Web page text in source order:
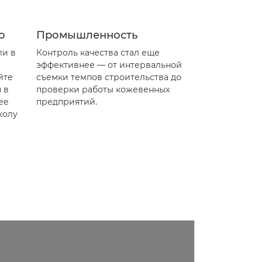
в
в
Промышленность
Контроль качества стал еще
эффективнее — от интервальной
съемки темпов строительства до
проверки работы кожевенных
предприятий.